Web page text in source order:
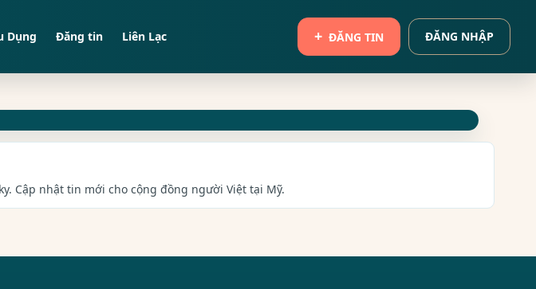
Dụng Đăng tin Liên Lạc ĐĂNG TIN ĐĂNG NHẬP
Cập nhật tin mới cho cộng đồng người Việt tại Mỹ.